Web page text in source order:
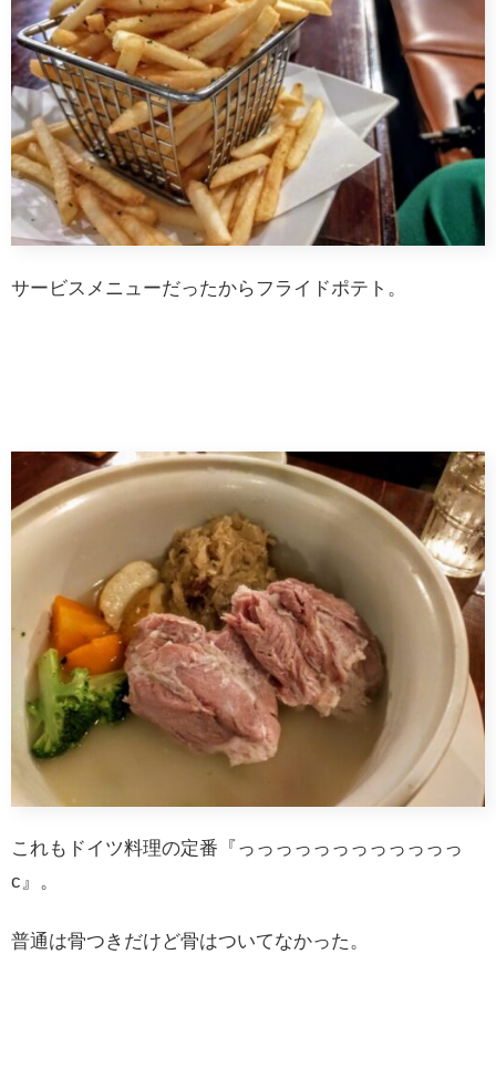
サービスメニューだったからフライドポテト。
これもドイツ料理の定番『っっっっっっっっっっっっ
c』。
普通は骨つきだけど骨はついてなかった。